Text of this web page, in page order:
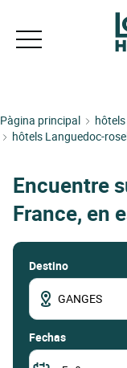
Pàgina principal
hôtels Languedoc-
Encuentre
France, en
Destino
fechas